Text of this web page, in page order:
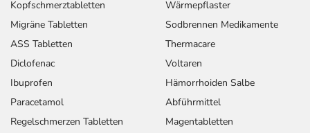
Kopfschmerztabletten
Migräne Tabletten
ASS Tabletten
Diclofenac
Ibuprofen
Paracetamol
Regelschmerzen Tabletten
Wärmepflaster
Sodbrennen Medikamente
Thermacare
Voltaren
Hämorrhoiden Salbe
Abführmittel
Magentabletten